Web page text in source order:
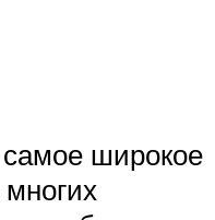
широкое